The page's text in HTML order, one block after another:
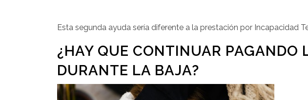
Esta segunda ayuda sería diferente a la prestación por Incapacidad
¿HAY QUE CONTINUAR PAGANDO
DURANTE LA BAJA?